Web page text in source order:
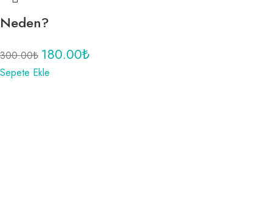
Neden?
300.00₺ 180.00₺
Sepete Ekle